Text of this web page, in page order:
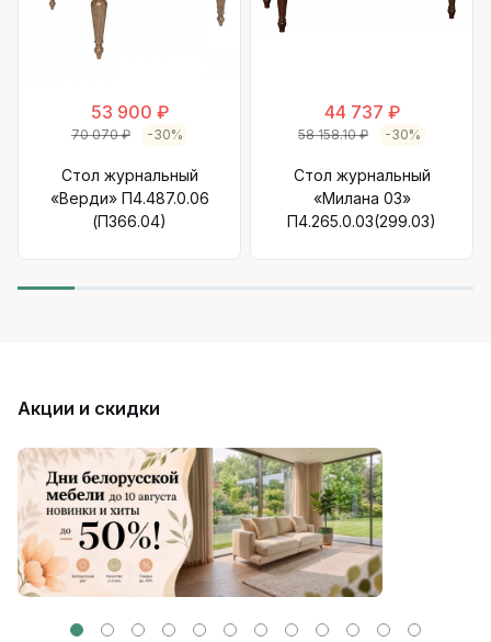
53 900 ₽
70 070 ₽ -30%
Стол журнальный
«Верди» П4.487.0.06
(П366.04)
44 737 ₽
58 158.10 ₽ -30%
Стол журнальный
«Милана 03»
П4.265.0.03(299.03)
Акции и скидки